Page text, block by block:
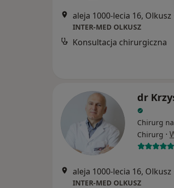
aleja 1000-lecia 16, Olkusz
INTER-MED OLKUSZ
Konsultacja chirurgiczna
dr
Chirurg
Chirurg ·
aleja 1000-lecia 16, Olkusz
INTER-MED OLKUSZ